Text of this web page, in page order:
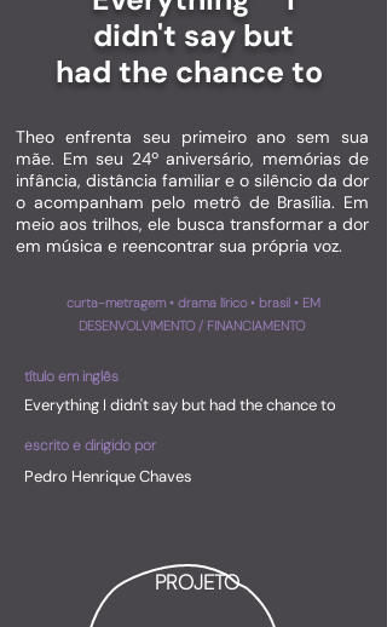
didn't say but
had the chance to
Theo enfrenta seu primeiro ano sem sua
mãe. Em seu 24º aniversário, memórias de
infância, distância familiar e o silêncio da dor
o acompanham pelo metrô de Brasília. Em
meio aos trilhos, ele busca transformar a dor
em música e reencontrar sua própria voz.
curta-metragem • drama lírico • brasil •EM
DESENVOLVIMENTO / FINANCIAMENTO
título em inglês
Everything I didn't say but had the chance to
escrito e dirigido por
Pedro Henrique Chaves
PROJETO